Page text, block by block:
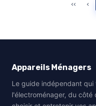
‹‹ ‹
Appareils Ménagers
Le guide indépendant
l'électroménager, du côté